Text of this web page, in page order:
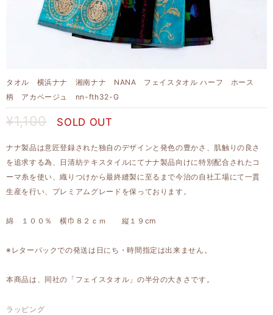
タオル 横浜ナナ 湘南ナナ NANA フェイスタオル ハーフ ホース
柄 アカベージュ nn-fth32-G
¥1,100 SOLD OUT
ナナ製品は意匠登録された独自のデザインと発色の豊かさ、肌触りの良さ
を追求する為、日清紡テキスタイルにてナナ製品向けに特別配合されたコ
ーマ糸を使い、織りつけから最終縫製に至るまで今治の自社工場にて一貫
生産を行い、プレミアムグレードを保っております。
綿 １００％ 横巾８２ｃｍ 縦１９cm
※レターパックでの発送は日にち・時間指定は出来ません。
本商品は、同社の「フェイスタオル」の半分の大きさです。
ラッピング